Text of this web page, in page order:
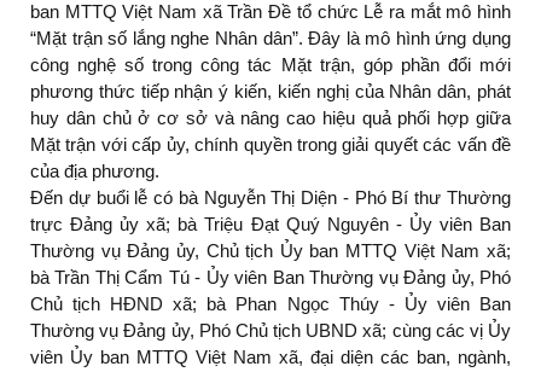
ban MTTQ Việt Nam xã Trần Đề tổ chức Lễ ra mắt mô hình
“Mặt trận số lắng nghe Nhân dân”. Đây là mô hình ứng dụng
công nghệ số trong công tác Mặt trận, góp phần đổi mới
phương thức tiếp nhận ý kiến, kiến nghị của Nhân dân, phát
huy dân chủ ở cơ sở và nâng cao hiệu quả phối hợp giữa
Mặt trận với cấp ủy, chính quyền trong giải quyết các vấn đề
của địa phương.
Đến dự buổi lễ có bà Nguyễn Thị Diện - Phó Bí thư Thường
trực Đảng ủy xã; bà Triệu Đạt Quý Nguyên - Ủy viên Ban
Thường vụ Đảng ủy, Chủ tịch Ủy ban MTTQ Việt Nam xã;
bà Trần Thị Cẩm Tú - Ủy viên Ban Thường vụ Đảng ủy, Phó
Chủ tịch HĐND xã; bà Phan Ngọc Thúy - Ủy viên Ban
Thường vụ Đảng ủy, Phó Chủ tịch UBND xã; cùng các vị Ủy
viên Ủy ban MTTQ Việt Nam xã, đại diện các ban, ngành,